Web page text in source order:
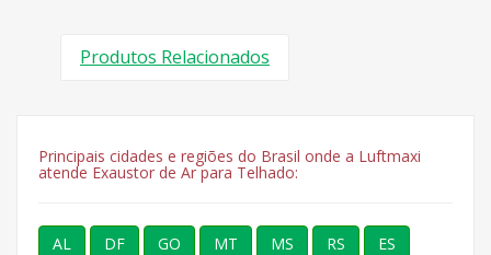
Produtos Relacionados
Principais cidades e regiões do Brasil onde a Luftmaxi
atende Exaustor de Ar para Telhado:
AL DF GO MT MS RS ES